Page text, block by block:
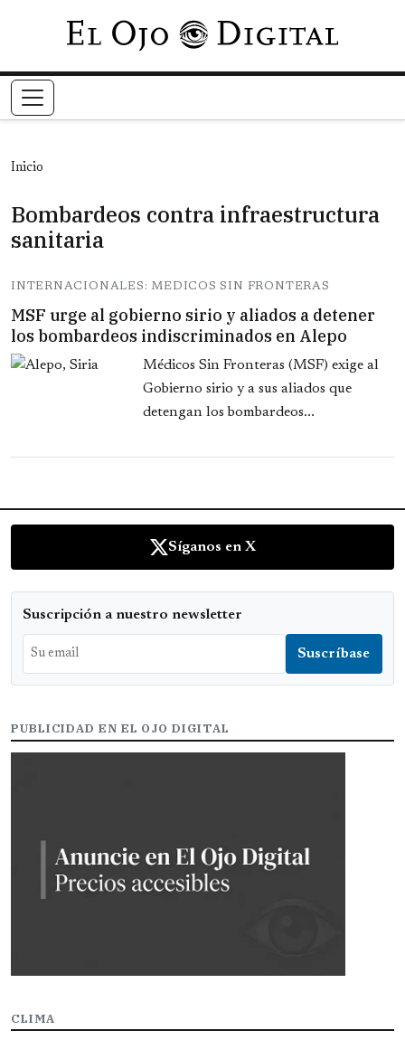
Pasar al contenido principal
Inicio
Bombardeos contra infraestructura
sanitaria
INTERNACIONALES: MEDICOS SIN FRONTERAS
MSF urge al gobierno sirio y aliados a detener
los bombardeos indiscriminados en Alepo
Médicos Sin Fronteras (MSF) exige al
Gobierno sirio y a sus aliados que
detengan los bombardeos...
Síganos en X
Suscripción a nuestro newsletter
PUBLICIDAD EN EL OJO DIGITAL
CLIMA